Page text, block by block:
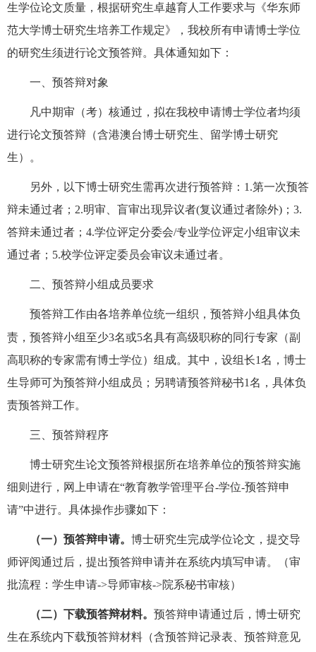
生学位论文质量，根据研究生卓越育人工作要求与《华东师
范大学博士研究生培养工作规定》，我校所有申请博士学位
的研究生须进行论文预答辩。具体通知如下：
一、预答辩对象
凡中期审（考） 核通过 ，拟在我校申请博士学位者均须
进行论文预答辩（含港澳台博士研究生、留学博士研究
生）。
另外 ，以下博士研究生需再次进行预答辩： 1.第一次预答
辩未通过者；2.明审、盲审出现异议者(复议通过者除外)；3.
答辩未通过者；4.学位评定分委会/专业学位评定小组审议未
通过者；5.校学位评定委员会审议未通过者。
二、预答辩小组 成员要求
预答辩工作由各培养单位统一组织 ， 预答辩小组具体负
责，预答辩小组至少3名或5名具有高级职称的同行专家（副
高职称的专家需有博士学位）组成。其中，设组长1名，博士
生导师可为预答辩小组成员；另聘请预答辩秘书1名，具体负
责预答辩工作。
三、预答辩程序
博士研究生论文预答辩根据所在培养单位的预答辩实施
细则 进行， 网上申请在“教育教学管理平台-学位-预答辩申
请”中进行。 具体操作步骤如下 ：
（一） 预答辩申请。 博士研究生完成学位论文，提交导
师评阅通过后，提出预答辩申请并在系统内填写申请。 （审
批流程 ：学生申请->导师审核->院系秘书审核）
（二） 下载预答辩材料。 预答辩申请通过后， 博士研究
生在系统内下载预答辩材料（含预答辩记录表、预答辩意见